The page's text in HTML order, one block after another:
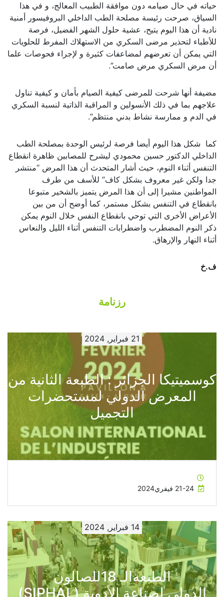
حياته في حال صيامه دون موافقة الطبيب المعالج، و في هذا
السياق، صرحت رئيسة مصلحة الطب الداخلي البروفيسور أمنية
نادية أن هذا اليوم يتيح، عشية حلول الشهر الفضيل، فرصة
للأطباء لتحذير مرضى السكري من الاستهلاك المفرط للحلويات
التي يمكن أن تعرضهم لمضاعفات كثيرة و لإجراء فحوصات علما
أن مرض السكري مرض صامت”.
مضيفة أنها شرحت للمرضى كيفية الصيام بأمان و كيفية تناول
علاجهم بما في ذلك الأنسولين و المراقبة الذاتية لنسبة السكري
في الدم و ممارسة نشاط بدني منتظم”.
كما شكل هذا اليوم أيضا فرصة لرئيس الوحدة بمصلحة الطب
الداخلي الدكتور حسين محمودي ليشرح للمصابين ظاهرة انقطاع
التنفس أثناء النوم، حيث أشار المتحدث أن هذا المرض “منتشر
جدا ولكن غير معروف بشكل كاف” للأسف من طرف
المواطنين مشيرا إلى أن هذا المرض يتميز بالشخير متبوعا
بانقطاع في التنفس بشكل مستمر، كما أوضح أن من بين
الأعراض الأخرى التي توحي بانقطاع النفس خلال النوم يمكن
ذكر النوم المضطرب واضطرابات التنفس أثناء الليل والنعاس
أثناء النهار والإرهاق.
ف.خ
رزنامة
21 فبراير, 2024
كوسميتيكا الجزائر : الطبعة الثانية من
المعرض الدولي لمستحضرات
التجميل
14 فبراير, 2024
الطبعةالـ 18للصالون
الدولي لصناعة الأدوية (SIPHAL)